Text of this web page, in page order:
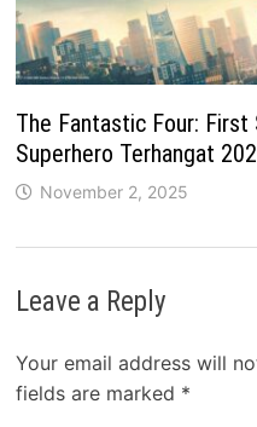
The Fantastic Four:
Superhero Terhangat
November 2, 2025
Leave a Reply
Your email address will
fields are marked *